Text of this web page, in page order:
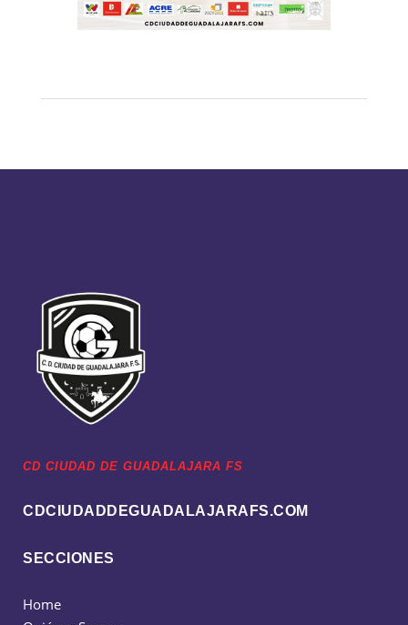
CD CIUDAD DE GUADALAJARA FS
CDCIUDADDEGUADALAJARAFS.COM
SECCIONES
Home